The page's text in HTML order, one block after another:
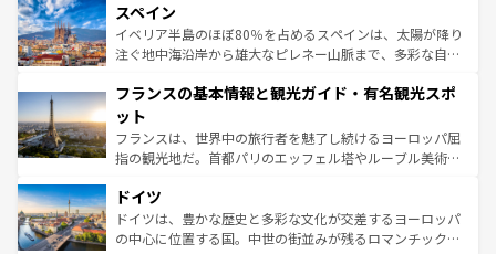
ろん、トスカーナの美しい田園風景やアマルフィ海岸の絶
景など、自然景観も見逃せない。観光の合間には、本場の
ピザやパスタなど、絶品のイタリア料理を堪能することも
ませてくれるイタリアで、忘れられない旅をしてみよう！
なお、新着のイタリア情報は
しい。
スペイン
イベリア半島のほぼ80％を占めるスペインは、太陽が降り
注ぐ地中海沿岸から雄大なピレネー山脈まで、多彩な自然
文化が根付くこの国では、情熱的なフラメンコ、熱気あふ
れる闘牛、そして美味しいタパスが生活の一部となってい
る。首都マドリードの洗練された雰囲気や、バルセロナの
アートに溢れた街角から、地方では古代ローマ遺跡や中世
せる。地方によって風土や気候が異なるスペインはその個
性で訪れる人を魅了する。 なお、新着のスペイン情報は コ
ンテンツ一覧を参照してほしい。
フランスの基本情報と観光ガイド・有名観光スポ
ット
フランスは、世界中の旅行者を魅了し続けるヨーロッパ屈
指の観光地だ。首都パリのエッフェル塔やルーブル美術館
で、幅広い魅力が詰まっている。華麗な宮殿、歴史的な大
聖堂、美しいビーチ、そして豊かな自然が、訪れる者を心
から魅了する。また、フランスは美食の国としても知ら
ドイツ
ドイツは、豊かな歴史と多彩な文化が交差するヨーロッパ
の中心に位置する国。中世の街並みが残るロマンチック街